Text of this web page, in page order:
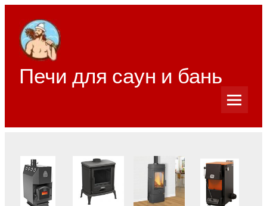
Перейти
содержимому
Печи для саун и бань